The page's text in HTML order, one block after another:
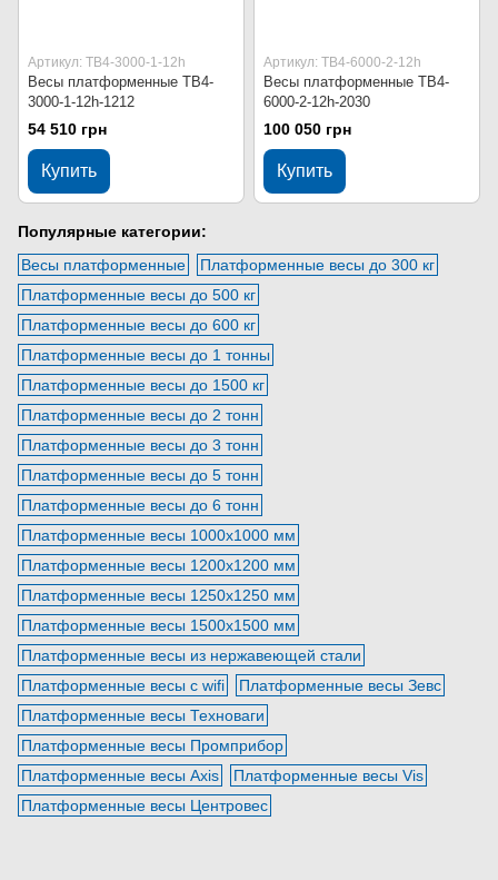
Артикул: ТВ4-3000-1-12h
Весы платформенные ТВ4-
3000-1-12h-1212
54 510 грн
Купить
Артикул: ТВ4-6000-2-12h
Весы платформенные ТВ4-
6000-2-12h-2030
100 050 грн
Купить
Популярные категории:
Весы платформенные
Платформенные весы до 300 кг
Платформенные весы до 500 кг
Платформенные весы до 600 кг
Платформенные весы до 1 тонны
Платформенные весы до 1500 кг
Платформенные весы до 2 тонн
Платформенные весы до 3 тонн
Платформенные весы до 5 тонн
Платформенные весы до 6 тонн
Платформенные весы 1000х1000 мм
Платформенные весы 1200х1200 мм
Платформенные весы 1250х1250 мм
Платформенные весы 1500х1500 мм
Платформенные весы из нержавеющей стали
Платформенные весы с wifi
Платформенные весы Зевс
Платформенные весы Техноваги
Платформенные весы Промприбор
Платформенные весы Axis
Платформенные весы Vis
Платформенные весы Центровес